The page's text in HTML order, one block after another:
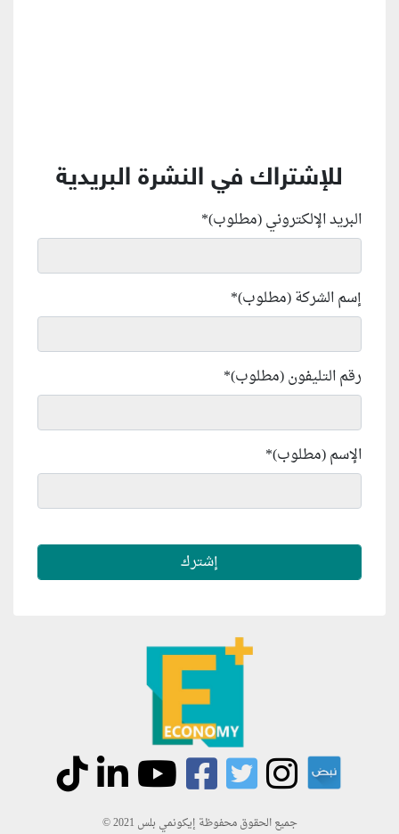
للإشتراك في النشرة البريدية
البريد الإلكتروني (مطلوب)*
إسم الشركة (مطلوب)*
رقم التليفون (مطلوب)*
الإسم (مطلوب)*
جميع الحقوق محفوظة إيكونمي بلس 2021 ©